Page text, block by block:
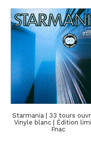
Starmania | 33 tours
Vinyle blanc | Édition
Fnac